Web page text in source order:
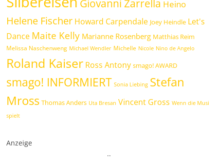
Giovanni Zarrella Heino
Helene Fischer Howard Carpendale Joey Heindle Let's
Dance Maite Kelly Marianne Rosenberg Matthias Reim
Melissa Naschenweng Michael Wendler Michelle Nicole Nino de Angelo
Roland Kaiser Ross Antony smago! AWARD
smago! INFORMIERT Sonia Liebing Stefan
Mross Thomas Anders Uta Bresan Vincent Gross Wenn die Musi
spielt
Anzeige
..